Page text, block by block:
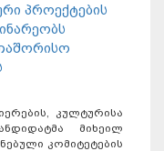
პროექტების
კულტურისა
მიხეილ
კომიტეტების